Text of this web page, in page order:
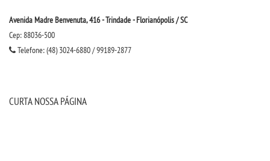
Avenida Madre Benvenuta, 416 - Trindade - Florianópolis / SC
Cep: 88036-500
Telefone: (48) 3024-6880 / 99189-2877
CURTA NOSSA PÁGINA